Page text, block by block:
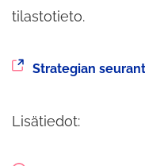
tilastotieto.
Siirryt
palveluun
Strategian
Lisätiedot: